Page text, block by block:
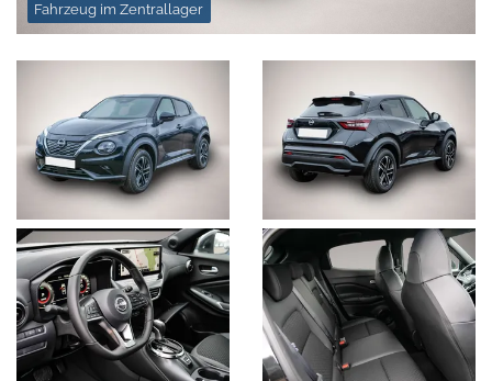
Fahrzeug im Zentrallager